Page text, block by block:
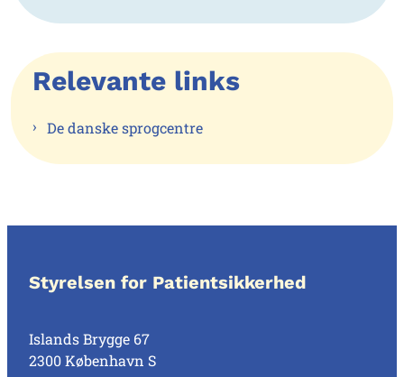
Relevante links
De danske sprogcentre
Styrelsen for Patientsikkerhed
Islands Brygge 67
2300 København S